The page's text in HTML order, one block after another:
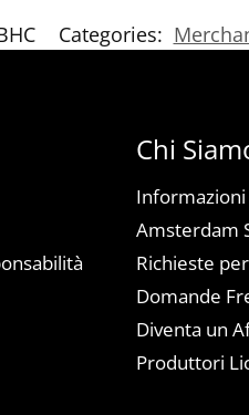
Categories:
Chi
Informazioni
Amsterdam
Richieste
Domande
Diventa un
Produttori